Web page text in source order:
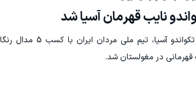
نایب قهرمان آسیا شد
با اعلام اتحادیه تکواندو آسیا،
در مغولستان شد.